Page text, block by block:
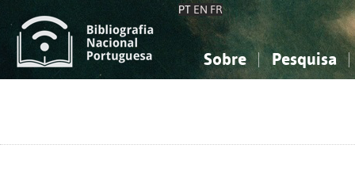
PT EN FR
Sobre Pesquisa